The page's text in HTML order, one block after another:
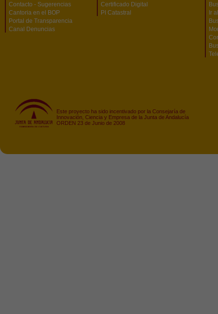
Contacto - Sugerencias
Cantoria en el BOP
Portal de Transparencia
Canal Denuncias
Certificado Digital
PI Catastral
Ir
Este proyecto ha sido incentivado por la Consejaría de
Innovación, Ciencia y Empresa de la Junta de Andalucía
ORDEN 23 de Junio de 2008